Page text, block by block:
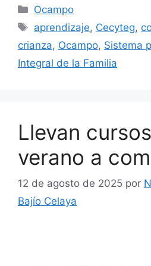
Categorías
Ocampo
Etiquetas
aprendizaje, Cecyteg,
crianza, Ocampo, Sistema
Integral de la Familia
Llevan
verano a
12 de agosto de 2025 por
Bajío Celaya